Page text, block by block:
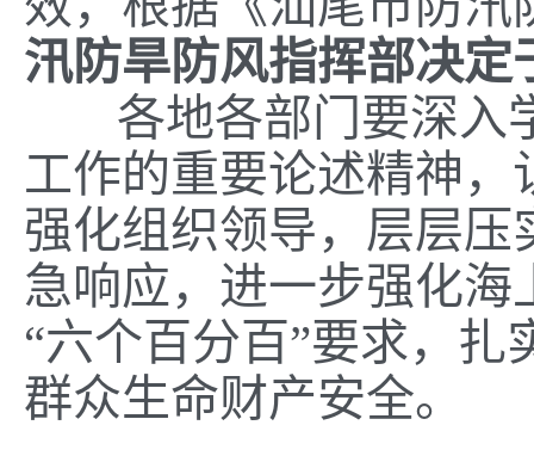
汛防旱防风指挥部决定
各地各部门要深入
工作的重要论述精神
强化组织领导，层层
急响应，进一步强化
“六个百分百”要求，
群众生命财产安全。